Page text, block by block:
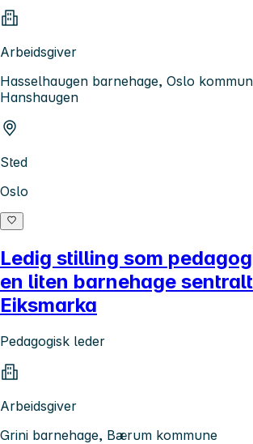
Arbeidsgiver
Hasselhaugen barnehage, Oslo
Hanshaugen
Sted
Oslo
Ledig stilling som
en liten barnehage
Eiksmarka
Pedagogisk leder
Arbeidsgiver
Grini barnehage, Bærum kommune